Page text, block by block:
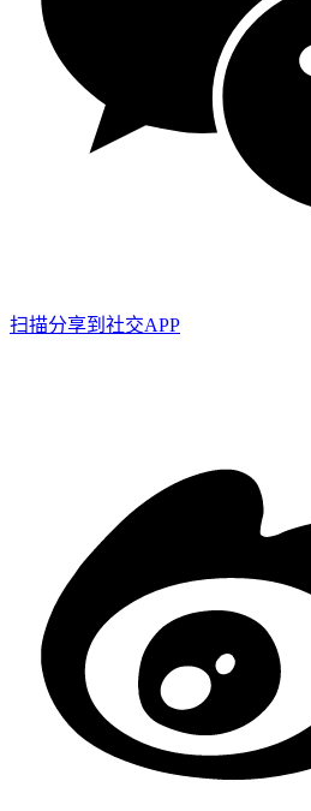
扫描分享到社交APP